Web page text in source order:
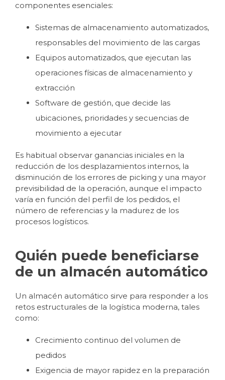
componentes esenciales:
Sistemas de almacenamiento automatizados,
responsables del movimiento de las cargas
Equipos automatizados, que ejecutan las
operaciones físicas de almacenamiento y
extracción
Software de gestión, que decide las
ubicaciones, prioridades y secuencias de
movimiento a ejecutar
Es habitual observar ganancias iniciales en la
reducción de los desplazamientos internos, la
disminución de los errores de picking y una mayor
previsibilidad de la operación, aunque el impacto
varía en función del perfil de los pedidos, el
número de referencias y la madurez de los
procesos logísticos.
Quién puede beneficiarse
de un almacén automático
Un almacén automático sirve para responder a los
retos estructurales de la logística moderna, tales
como:
Crecimiento continuo del volumen de
pedidos
Exigencia de mayor rapidez en la preparación